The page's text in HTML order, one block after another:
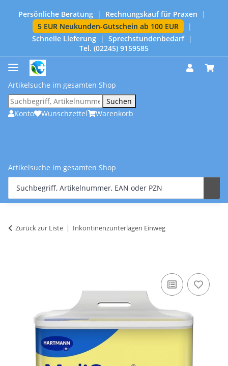
Persönliche Beratung | Rechnungskauf für Praxen
|
5 EUR Neukunden-Gutschein ab 100 EUR
|
Schnelle Lieferung
| Sprechstundenbedarf
|
Tel. (02245) 9159585
Artikelsuche im gesamten Shop
Suchen
Konto
Wunschzettel Warenkorb
Artikelsuche im gesamten Shop
Zurück zur Liste Inkontinenzunterlagen Einweg